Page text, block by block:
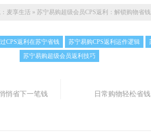
麦享生活 » 苏宁易购超级会员CPS返利：解锁购物省
CPS返利在苏宁省钱 苏宁易购CPS返利运作逻辑
苏宁易购超级会员返利技巧
悄省下一笔钱
日常购物轻松省